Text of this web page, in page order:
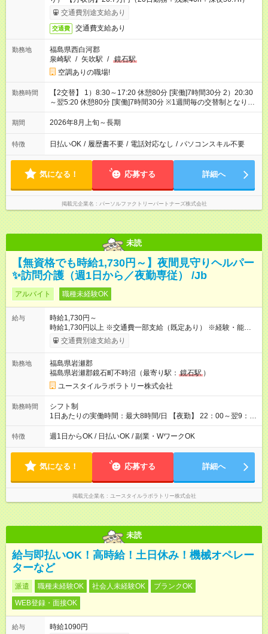
交通費別途支給あり
交通費 交通費支給あり
勤務地
福島県西白河郡
泉崎駅 / 矢吹駅 / 鏡石駅
空調ありの職場!
勤務時間
【2交替】 1）8:30～17:20 休憩80分 [実働]7時間30分 2）20:30
～翌5:20 休憩80分 [実働]7時間30分 ※1週間毎の交替制となりま
す
期間 2026年8月上旬～長期
特徴 日払いOK / 履歴書不要 / 電話対応なし / パソコンスキル不要
気になる！ 応募する 詳細へ
掲載元企業名 パーソルファクトリーパートナーズ株式会社
未読
【無資格でも時給1,730円～】夜間見守りヘルパー
✨訪問介護（週1日から／夜勤専従） /Jb
アルバイト 職種未経験OK
給与
時給1,730円～
時給1,730円以上 ※交通費一部支給（既定あり） ※経験・能力を
考慮して決定します 【収入例】 週1回勤務の場合：1,730円×8時
間×4回=5万5,360円 週3回勤務の場合：1,730円×8時間×12回
月 ※ 雇用形態と給与に、本採用時と異なる部分があります。 雇
用形態：本採用時と同じです。 給与：時給 1,470円以上
交通費別途支給あり
勤務地
福島県岩瀬郡
福島県岩瀬郡鏡石町不時沼（最寄り駅： 鏡石駅 ）
ユースタイルラボラトリー株式会社
勤務時間
シフト制
1日あたりの実働時間：最大8時間/日 【夜勤】 22：00～翌9：
00 ※週1日～OK ／ 夜勤専従 ＊＊ 勤務時間例 ＊＊ ■22時か
ら翌7時 ■23時から翌8時 ■24時から翌9時 など ※上記の時間
ます。 ※曜日固定（毎週同じ曜日での勤務となります）
特徴 週1日からOK / 日払いOK / 副業・WワークOK
気になる！ 応募する 詳細へ
掲載元企業名 ユースタイルラボラトリー株式会社
未読
給与即払いOK！高時給！土日休み！機械オペレー
ターなど
派遣 職種未経験OK 社会人未経験OK
ブランクOK
WEB登録・面接OK
給与
時給1090円